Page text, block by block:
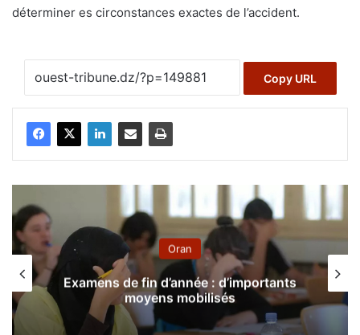
déterminer es circonstances exactes de l’accident.
Copy URL
Oran
Examens de fin d’année : d’importants
moyens mobilisés